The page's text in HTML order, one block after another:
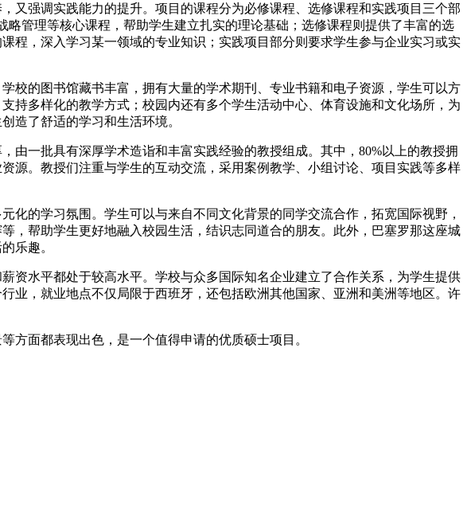
又强调实践能力的提升。项目的课程分为必修课程、选修课程和实践项目三个部
管理等核心课程，帮助学生建立扎实的理论基础；选修课程则提供了丰富的选
程，深入学习某一领域的专业知识；实践项目部分则要求学生参与企业实习或实
校的图书馆藏书丰富，拥有大量的学术期刊、专业书籍和电子资源，学生可以方
持多样化的教学方式；校园内还有多个学生活动中心、体育设施和文化场所，为
造了舒适的学习和生活环境。
由一批具有深厚学术造诣和丰富实践经验的教授组成。其中，80%以上的教授拥
源。教授们注重与学生的互动交流，采用案例教学、小组讨论、项目实践等多样
的学习氛围。学生可以与来自不同文化背景的同学交流合作，拓宽国际视野，
，帮助学生更好地融入校园生活，结识志同道合的朋友。此外，巴塞罗那这座城
乐趣。
资水平都处于较高水平。学校与众多国际知名企业建立了合作关系，为学生提供
业，就业地点不仅局限于西班牙，还包括欧洲其他国家、亚洲和美洲等地区。许
方面都表现出色，是一个值得申请的优质硕士项目。